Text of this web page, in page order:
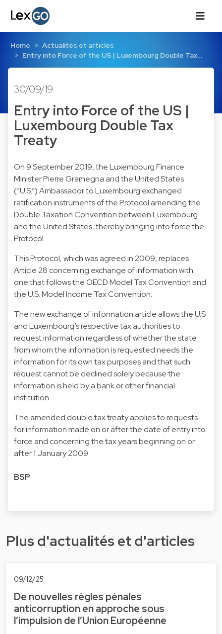
Home
Actualités et articles
Entry into Force of the US | Luxembourg Double Tax…
30/09/19
Entry into Force of the US |
Luxembourg Double Tax
Treaty
On 9 September 2019, the Luxembourg Finance
Minister Pierre Gramegna and the United States
(“U.S.”) Ambassador to Luxembourg exchanged
ratification instruments of the Protocol amending the
Double Taxation Convention between Luxembourg
and the United States, thereby bringing into force the
Protocol.
This Protocol, which was agreed in 2009, replaces
Article 28 concerning exchange of information with
one that follows the OECD Model Tax Convention and
the U.S. Model Income Tax Convention.
The new exchange of information article allows the U.S
and Luxembourg’s respective tax authorities to
request information regardless of whether the state
from whom the information is requested needs the
information for its own tax purposes and that such
request cannot be declined solely because the
information is held by a bank or other financial
institution.
The amended double tax treaty applies to requests
for information made on or after the date of entry into
force and concerning the tax years beginning on or
after 1 January 2009.
BSP
Plus d'actualités et d'articles
09/12/25
De nouvelles règles pénales
anticorruption en approche sous
l’impulsion de l’Union Européenne